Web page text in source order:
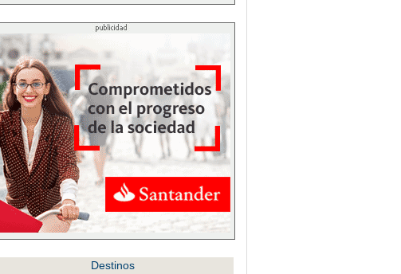
Destinos